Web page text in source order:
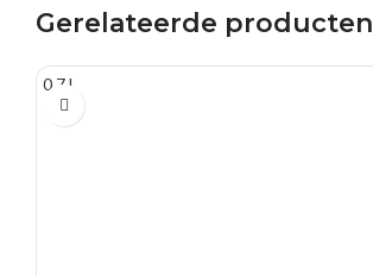
Gerelateerde producten
0.7 L